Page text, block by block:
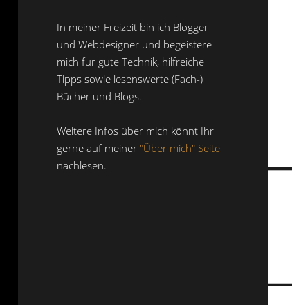
In meiner Freizeit bin ich Blogger
und Webdesigner und begeistere
mich für gute Technik, hilfreiche
Tipps sowie lesenswerte (Fach-)
Bücher und Blogs.
Weitere Infos über mich könnt Ihr
gerne auf meiner "Über mich" Seite
nachlesen.